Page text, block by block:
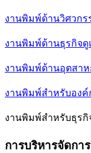
งานพิมพ์ด้านวิศวกรร
งานพิมพ์ด้านธุรกิจดู
งานพิมพ์ด้านอุตสาห
งานพิมพ์สำหรับองค์
งานพิมพ์สำหรับธุรกิ
การบริหารจัดกา